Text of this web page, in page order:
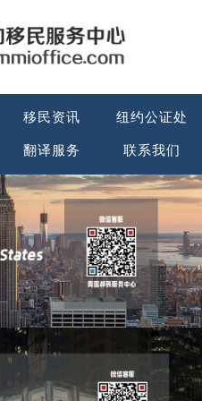
移民资讯 纽约公证处
翻译服务 联系我们